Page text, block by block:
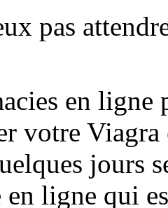
pas
en ligne
votre
jours
en ligne qui